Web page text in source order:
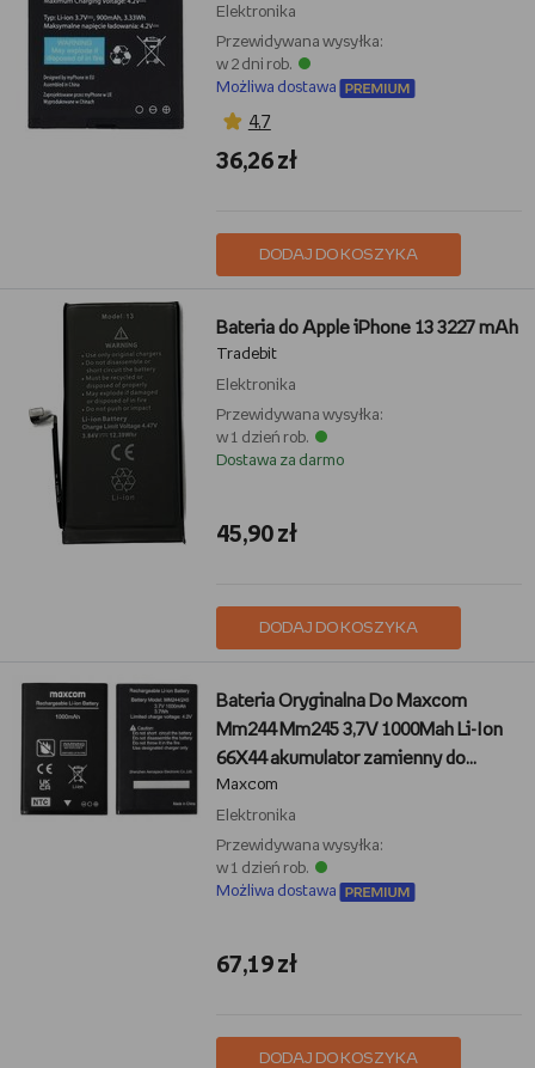
Elektronika
Przewidywana wysyłka:
w 2 dni rob.
Możliwa dostawa
4,7
36,26 zł
DODAJ DO KOSZYKA
Bateria do Apple iPhone 13 3227 mAh
Tradebit
Elektronika
Przewidywana wysyłka:
w 1 dzień rob.
Dostawa za darmo
45,90 zł
DODAJ DO KOSZYKA
Bateria Oryginalna Do Maxcom
Mm244 Mm245 3,7V 1000Mah Li-Ion
66X44 akumulator zamienny do
MM244 Classic MM244 SE MM244L
Classic MM245 4G
Maxcom
Elektronika
Przewidywana wysyłka:
w 1 dzień rob.
Możliwa dostawa
67,19 zł
DODAJ DO KOSZYKA